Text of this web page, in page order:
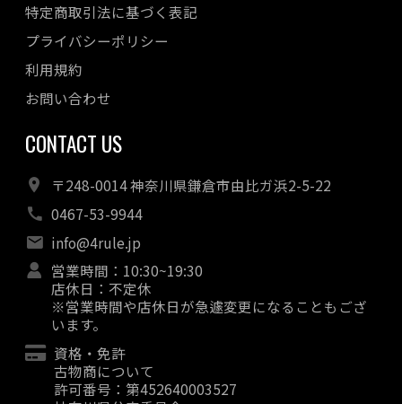
特定商取引法に基づく表記
プライバシーポリシー
利用規約
お問い合わせ
CONTACT US
〒248-0014 神奈川県鎌倉市由比ガ浜2-5-22
0467-53-9944
info@4rule.jp
営業時間：10:30~19:30
店休日：不定休
※営業時間や店休日が急遽変更になることもござ
います。
資格・免許
古物商について
許可番号：第452640003527